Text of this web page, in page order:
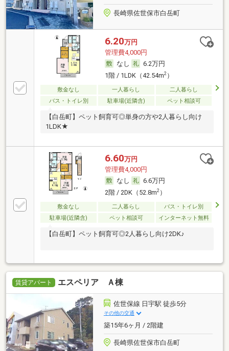
長崎県佐世保市白岳町
6.20万円
管理費4,000円
なし
6.2万円
1階 / 1LDK（42.54m2）
敷金なし 一人暮らし
二人暮らし
バス・トイレ別
駐車場(近隣含) ペット相談可
【白岳町】ペット飼育可◎単身の方や2人暮らし向け
1LDK★
6.60万円
管理費4,000円
なし
6.6万円
2階 / 2DK（52.8m2）
敷金なし 二人暮らし
バス・トイレ別
駐車場(近隣含)
ペット相談可 インターネット無料
【白岳町】ペット飼育可◎2人暮らし向け2DK♪
賃貸アパート エスペリア Ａ棟
佐世保線 日宇駅 徒歩5分
その他の交通
築15年6ヶ月 / 2階建
長崎県佐世保市白岳町